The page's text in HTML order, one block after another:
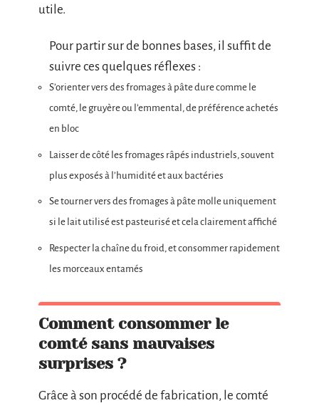
utile.
Pour partir sur de bonnes bases, il suffit de
suivre ces quelques réflexes :
S’orienter vers des fromages à pâte dure comme le
comté, le gruyère ou l’emmental, de préférence achetés
en bloc
Laisser de côté les fromages râpés industriels, souvent
plus exposés à l’humidité et aux bactéries
Se tourner vers des fromages à pâte molle uniquement
si le lait utilisé est pasteurisé et cela clairement affiché
Respecter la chaîne du froid, et consommer rapidement
les morceaux entamés
Comment consommer le
comté sans mauvaises
surprises ?
Grâce à son procédé de fabrication, le comté